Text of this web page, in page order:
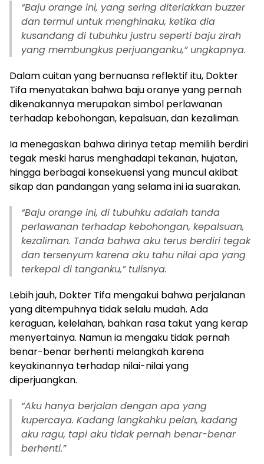
“Baju orange ini, yang sering diteriakkan buzzer
dan termul untuk menghinaku, ketika dia
kusandang di tubuhku justru seperti baju zirah
yang membungkus perjuanganku,” ungkapnya.
Dalam cuitan yang bernuansa reflektif itu, Dokter
Tifa menyatakan bahwa baju oranye yang pernah
dikenakannya merupakan simbol perlawanan
terhadap kebohongan, kepalsuan, dan kezaliman.
Ia menegaskan bahwa dirinya tetap memilih berdiri
tegak meski harus menghadapi tekanan, hujatan,
hingga berbagai konsekuensi yang muncul akibat
sikap dan pandangan yang selama ini ia suarakan.
“Baju orange ini, di tubuhku adalah tanda
perlawanan terhadap kebohongan, kepalsuan,
kezaliman. Tanda bahwa aku terus berdiri tegak
dan tersenyum karena aku tahu nilai apa yang
terkepal di tanganku,” tulisnya.
Lebih jauh, Dokter Tifa mengakui bahwa perjalanan
yang ditempuhnya tidak selalu mudah. Ada
keraguan, kelelahan, bahkan rasa takut yang kerap
menyertainya. Namun ia mengaku tidak pernah
benar-benar berhenti melangkah karena
keyakinannya terhadap nilai-nilai yang
diperjuangkan.
“Aku hanya berjalan dengan apa yang
kupercaya. Kadang langkahku pelan, kadang
aku ragu, tapi aku tidak pernah benar-benar
berhenti.”